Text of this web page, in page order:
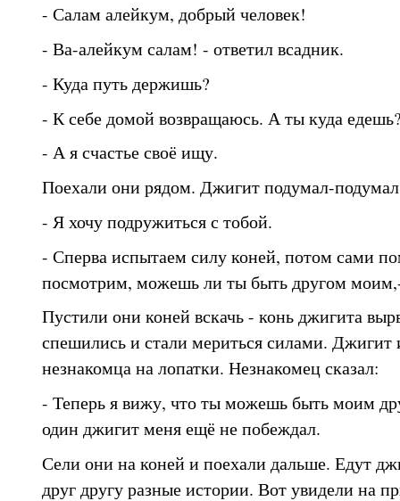
- Салам алейкум, добрый человек!
- Ва-алейкум салам! - ответил всадник.
- Куда путь держишь?
- К себе домой возвращаюсь. А ты куда
- А я счастье своё ищу.
Поехали они рядом. Джигит подумал-подумал
- Я хочу подружиться с тобой.
- Сперва испытаем силу коней, потом сами
посмотрим, можешь ли ты быть другом
Пустили они коней вскачь - конь джигита
спешились и стали мериться силами. Джигит
незнакомца на лопатки. Незнакомец сказал:
- Теперь я вижу, что ты можешь быть моим
один джигит меня ещё не побеждал.
Сели они на коней и поехали дальше. Едут
друг другу разные истории. Вот увидели на